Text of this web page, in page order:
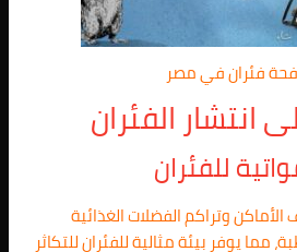
فئران في مصر
انتشار الفئران
للفئران
وتراكم الفضلات الغذائية
يوفر بيئة مثالية للفئران للتكاثر